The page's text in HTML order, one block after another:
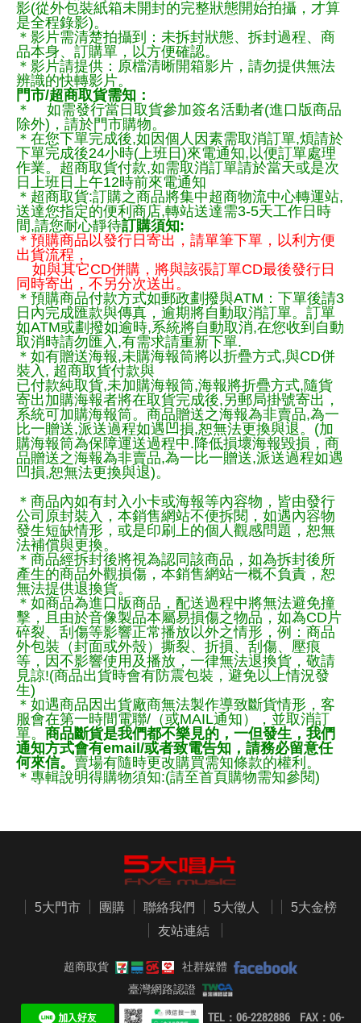
影(從外包裝紙箱未開封的完整狀態開始拍攝，才算
是全程錄影)。
＊影片需清楚拍攝到：未拆封狀態、拆封過程、商
品本身、訂購單，以方便確認。
＊影片請提供：原檔清晰開箱影片，請勿提供無法
辨識的快轉影片。
門市/超商取貨需知：
＊ 如需發行當日取貨參加簽名活動者(進口版商品
除外)，請於門市購物。
＊在您下單完成後,如因個人因素需取消訂單,煩請於
下單完成後24小時(上班日)來電通知,以便訂單處理
作業。超商取貨付款,如需取消訂單請於當天或是次
日上班日上午12時前來電通知
＊超商取貨:訂購之商品將集中超商物流中心轉運站,
送達您指定的便利商店,轉站送達需3-5天工作日時
間,請您耐心靜待訂購須知:
＊預購商品以發行日寄出，請單筆下單，以利方便
出貨流程，
如與其它CD併購，將與該張訂單CD最後發行日
同時寄出，不另分次送出。
＊預購商品付款方式如郵政劃撥與ATM：下單後請3
日內完成匯款與傳真，逾期將自動取消訂單。訂單
如ATM或劃撥如逾時,系統將自動取消,在您收到自動
取消時請勿匯入,有需求請重新下單.
＊如有贈送海報,未購海報筒將以折疊方式,與CD併
裝入, 超商取貨付款與
已付款純取貨,未加購海報筒,海報將折疊方式,隨貨
寄出加購海報者將在取貨完成後,另郵局掛號寄出，
系統可加購海報筒。商品贈送之海報為非賣品,為一
比一贈送,派送過程如遇凹損,恕無法更換與退。(加
購海報筒為保障運送過程中.降低損壞海報毀損，商
品贈送之海報為非賣品,為一比一贈送,派送過程如遇
凹損,恕無法更換與退)。
＊商品內如有封入小卡或海報等內容物，皆由發行
公司原封裝入，本銷售網站不便拆閱，如遇內容物
發生短缺情形，或是印刷上的個人觀感問題，恕無
法補償與更換。
＊商品經拆封後將視為認同該商品，如為拆封後所
產生的商品外觀損傷，本銷售網站一概不負責，恕
無法提供退換貨。
＊如商品為進口版商品，配送過程中將無法避免撞
擊，且由於音像製品本屬易損傷之物品，如為CD片
碎裂、刮傷等影響正常播放以外之情形，例：商品
外包裝（封面或外殼）撕裂、折損、刮傷、壓痕
等，因不影響使用及播放，一律無法退換貨，敬請
見諒!(商品出貨時會有防震包裝，避免以上情況發
生)
＊如遇商品因出貨廠商無法製作導致斷貨情形，客
服會在第一時間電聯/（或MAIL通知），並取消訂
單。 商品斷貨是我們都不樂見的，一但發生，我們
通知方式會有email/或者致電告知，請務必留意任
何來信。 賣場有隨時更改購買需知條款的權利。
＊專輯說明得購物須知:(請至首頁購物需知參閱)
5大門市 團購 聯絡我們 5大徵人
5大金榜
友站連結
超商取貨
社群媒體
臺灣網路認證
TEL：06-2282886 FAX：06-